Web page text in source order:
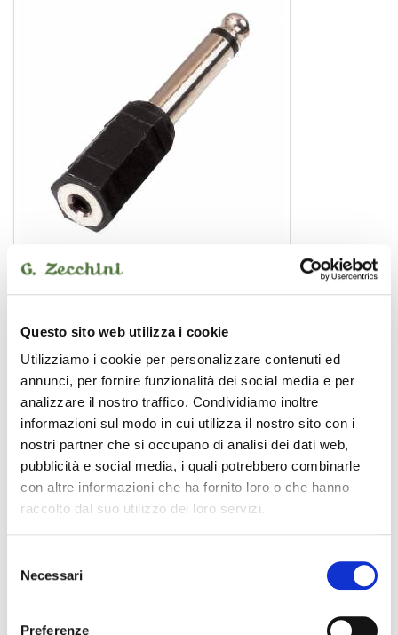
Questo sito web utilizza i cookie
Utilizziamo i cookie per personalizzare contenuti ed
annunci, per fornire funzionalità dei social media e per
analizzare il nostro traffico. Condividiamo inoltre
informazioni sul modo in cui utilizza il nostro sito con i
nostri partner che si occupano di analisi dei dati web,
pubblicità e social media, i quali potrebbero combinarle
con altre informazioni che ha fornito loro o che hanno
raccolto dal suo utilizzo dei loro servizi.
delNecessari
Preferenze
1,00 €